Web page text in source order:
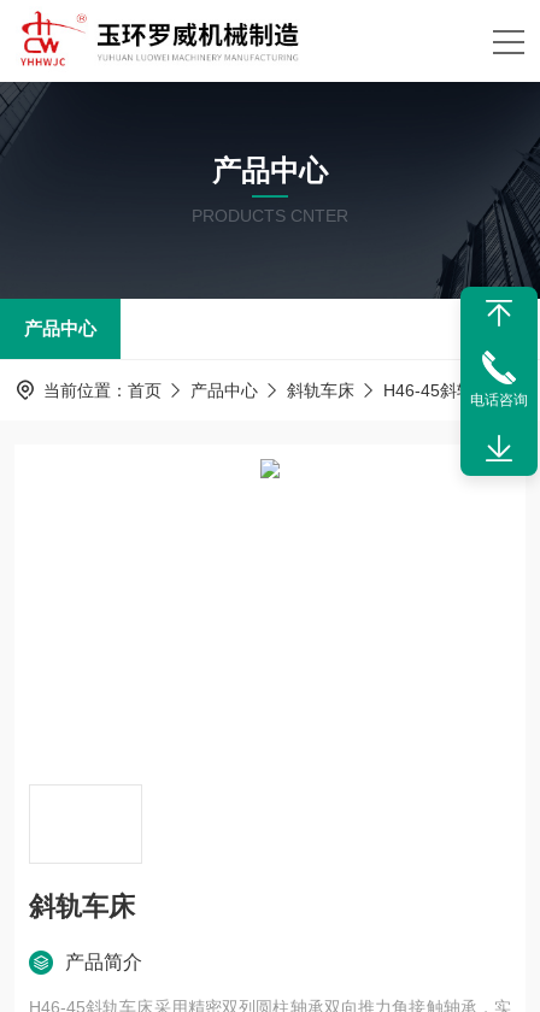
产品中心
PRODUCTS CNTER
产品中心
当前位置： 首页 产品中心 斜轨车床 H46-45斜轨车床
斜轨车床
产品简介
H46-45斜轨车床采用精密双列圆柱轴承双向推力角接触轴承，实
电话咨询